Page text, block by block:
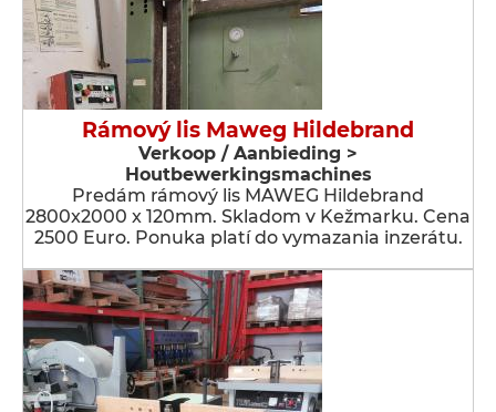
Rámový lis Maweg Hildebrand
Verkoop / Aanbieding >
Houtbewerkingsmachines
Predám rámový lis MAWEG Hildebrand
2800x2000 x 120mm. Skladom v Kežmarku. Cena
2500 Euro. Ponuka platí do vymazania inzerátu.